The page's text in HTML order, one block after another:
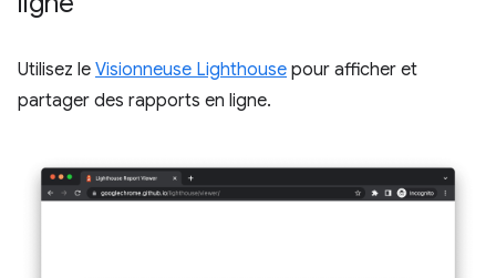
Utilisez le Visionneuse Lighthouse pour afficher et
partager des rapports en ligne.